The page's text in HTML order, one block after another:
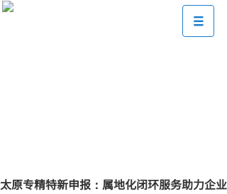
太原专精特新申报：属地化闭环服务助力企业